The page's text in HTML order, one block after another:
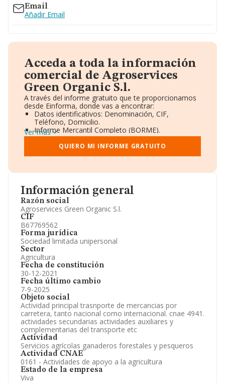
Información general
Razón social
Agroservices Green Organic S.l.
CIF
B67769562
Forma jurídica
Sociedad limitada unipersonal
Sector
Agricultura
Fecha de constitución
30-12-2021
Fecha último cambio
7-9-2025
Objeto social
Actividad principal trasnporte de mercancias por
carretera, tanto nacional como internacional. cnae 4941.
actividades secundarias actividades auxiliares y
complementarias del transporte etc
Actividad
Servicios agrícolas ganaderos forestales y pesqueros
Actividad CNAE
0161 - Actividades de apoyo a la agricultura
Estado de la empresa
Viva
Email
Añadir Email
Acceda a toda la información
comercial de Agroservices
Green Organic S.l.
A través del informe gratuito que te proporcionamos
desde Einforma, donde vas a encontrar:
Datos identificativos: Denominación, CIF,
Teléfono, Domicilio.
Informe Mercantil Completo (BORME).
Gráficos de Evolución Ventas y Empleados.
Consejo de Administración y Administradores.
Directivos y Ejecutivos.
Información oficial y registral complementaria.
Ver más
QUIERO MI INFORME GRATUITO